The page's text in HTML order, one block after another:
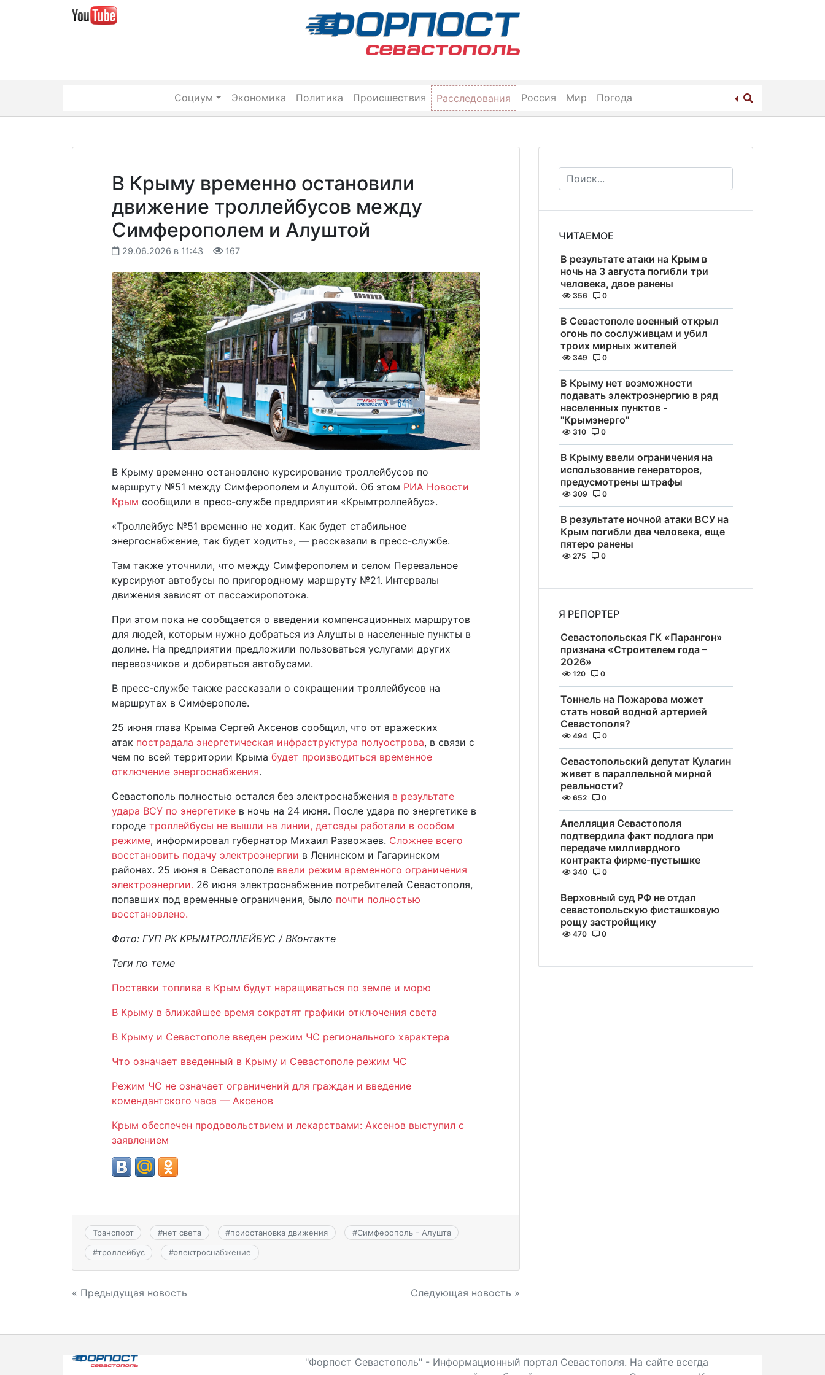
Социум Экономика Политика Происшествия Расследования Россия Мир Погода
В Крыму временно остановили
движение троллейбусов между
Симферополем и Алуштой
29.06.2026 в 11:43 167
В Крыму временно остановлено курсирование троллейбусов по
маршруту №51 между Симферополем и Алуштой. Об этом РИА Новости
Крым сообщили в пресс-службе предприятия «Крымтроллейбус».
«Троллейбус №51 временно не ходит. Как будет стабильное
энергоснабжение, так будет ходить», — рассказали в пресс-службе.
Там также уточнили, что между Симферополем и селом Перевальное
курсируют автобусы по пригородному маршруту №21. Интервалы
движения зависят от пассажиропотока.
При этом пока не сообщается о введении компенсационных маршрутов
для людей, которым нужно добраться из Алушты в населенные пункты в
долине. На предприятии предложили пользоваться услугами других
перевозчиков и добираться автобусами.
В пресс-службе также рассказали о сокращении троллейбусов на
маршрутах в Симферополе.
25 июня глава Крыма Сергей Аксенов сообщил, что от вражеских
атак пострадала энергетическая инфраструктура полуострова, в связи с
чем по всей территории Крыма будет производиться временное
отключение энергоснабжения.
Севастополь полностью остался без электроснабжения в результате
удара ВСУ по энергетике в ночь на 24 июня. После удара по энергетике в
городе троллейбусы не вышли на линии, детсады работали в особом
режиме, информировал губернатор Михаил Развожаев. Сложнее всего
восстановить подачу электроэнергии в Ленинском и Гагаринском
районах. 25 июня в Севастополе ввели режим временного ограничения
электроэнергии. 26 июня электроснабжение потребителей Севастополя,
попавших под временные ограничения, было почти полностью
восстановлено.
Фото: ГУП РК КРЫМТРОЛЛЕЙБУС / ВКонтакте
Теги по теме
Поставки топлива в Крым будут наращиваться по земле и морю
В Крыму в ближайшее время сократят графики отключения света
В Крыму и Севастополе введен режим ЧС регионального характера
Что означает введенный в Крыму и Севастополе режим ЧС
Режим ЧС не означает ограничений для граждан и введение
комендантского часа — Аксенов
Крым обеспечен продовольствием и лекарствами: Аксенов выступил с
заявлением
Транспорт #нет света #приостановка движения #Симферополь - Алушта
#троллейбус #электроснабжение
Навигация
записям
« Предыдущая новость Следующая новость »
ЧИТАЕМОЕ
В результате атаки на Крым в
ночь на 3 августа погибли три
человека, двое ранены
356 0
В Севастополе военный открыл
огонь по сослуживцам и убил
троих мирных жителей
349 0
В Крыму нет возможности
подавать электроэнергию в ряд
населенных пунктов -
"Крымэнерго"
310 0
В Крыму ввели ограничения на
использование генераторов,
предусмотрены штрафы
309 0
В результате ночной атаки ВСУ на
Крым погибли два человека, еще
пятеро ранены
275 0
Я РЕПОРТЕР
Севастопольская ГК «Парангон»
признана «Строителем года –
2026»
120 0
Тоннель на Пожарова может
стать новой водной артерией
Севастополя?
494 0
Севастопольский депутат Кулагин
живет в параллельной мирной
реальности?
652 0
Апелляция Севастополя
подтвердила факт подлога при
передаче миллиардного
контракта фирме-пустышке
340 0
Верховный суд РФ не отдал
севастопольскую фисташковую
рощу застройщику
470 0
"Форпост Севастополь" - Информационный портал Севастополя. На сайте всегда